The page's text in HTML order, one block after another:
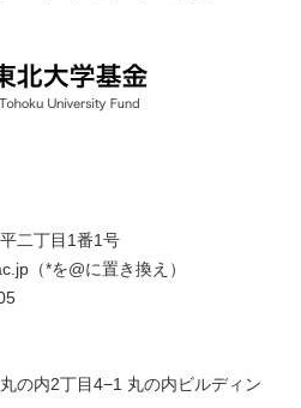
二丁目1番1号
（*を@に置き換え）
の内2丁目4−1 丸の内ビルディン